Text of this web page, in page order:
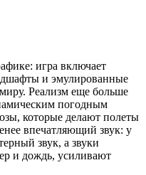
игра включает
и эмулированные
Реализм еще больше
погодным
которые делают полеты
впечатляющий звук: у
звук, а звуки
и дождь, усиливают